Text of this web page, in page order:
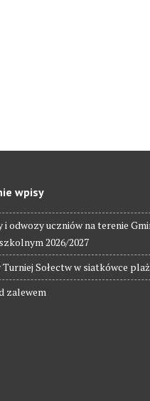
wpisy
i odwozy uczniów na terenie
2026/2027
Turniej Sołectw w siatkówce
zalewem